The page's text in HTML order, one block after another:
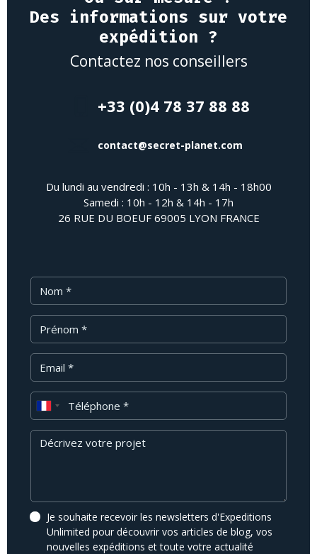
Des informations sur votre
expédition ?
Contactez nos conseillers
+33 (0)4 78 37 88 88
contact@secret-planet.com
Du lundi au vendredi : 10h - 13h & 14h - 18h00
Samedi : 10h - 12h & 14h - 17h
26 RUE DU BOEUF 69005 LYON FRANCE
Nom
Prénom
Email
Téléphone
Message
Je souhaite recevoir les newsletters d'Expeditions
Unlimited pour découvrir vos articles de blog, vos
nouvelles expéditions et toute votre actualité